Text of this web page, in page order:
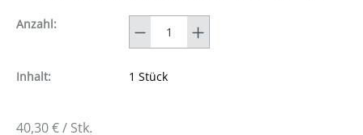
Anzahl:
Inhalt: 1 Stück
40,30 € / Stk.